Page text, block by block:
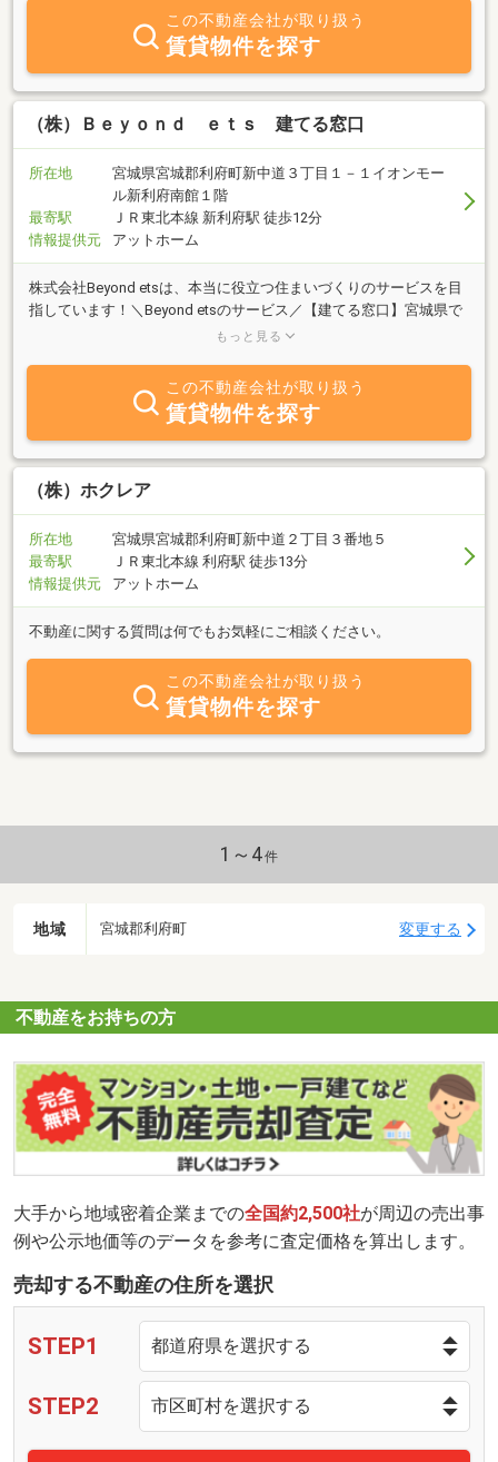
ん、高層マンションなどの高級賃貸にもしっかり対応しておりま
す！仙台市内から宮城野区、多賀城、塩釜、利府等のお部屋をお探
しの際はぜひ一度弊社のお部屋選びをご体感下さい！和「なごみ」
とは、輪と言う意味も込められており、皆様とのご縁を大切にした
いという思いで従業員一同心よりお待ちしております。Nagomiリ
アルエステートでは、和かな空間と雰囲気の中お客様の目線で物件
この不動産会社が取り扱う
賃貸物件を探す
（株）Ｂｅｙｏｎｄ ｅｔｓ 建てる窓口
所在地
宮城県宮城郡利府町新中道３丁目１－１イオンモー
ル新利府南館１階
最寄駅
ＪＲ東北本線 新利府駅 徒歩12分
情報提供元
アットホーム
株式会社Beyond etsは、本当に役立つ住まいづくりのサービスを目
指しています！＼Beyond etsのサービス／【建てる窓口】宮城県で
家づくりを検討している方向けの無料相談窓口です。●土地情報の
くりの正しい流れをレクチャー なにから始めたらいいの？という
方にもアドバイザーが分かりやすく解説します！●安心の予算計画
をご提案 ライフイベントを考慮したローンシュミレーションで安
心の予算計画をご提案します！●ハウスメーカーの紹介 ご要望に
合ったハウスメーカーをご紹介！プラン・見積もりを複数社一括依
頼で、効率的な家づくりをお手伝いします！●中古住宅・建売住
る窓口】宮城県で不動産を売却したい方のための無料相談窓口で
す。●仲介手数料80％OFFだからお得！●査定は無料！複数社一括査
定で高額売却！イオンモール新利府南館・イオンモール富谷に店舗
もっと見る
この不動産会社が取り扱う
賃貸物件を探す
（株）ホクレア
所在地
宮城県宮城郡利府町新中道２丁目３番地５
最寄駅
ＪＲ東北本線 利府駅 徒歩13分
情報提供元
アットホーム
不動産に関する質問は何でもお気軽にご相談ください。
この不動産会社が取り扱う
賃貸物件を探す
1～4件
地域 宮城郡利府町 変更する
不動産をお持ちの方
大手から地域密着企業までの全国約2,500社が周辺の売出事
例や公示地価等のデータを参考に査定価格を算出します。
売却する不動産の住所を選択
STEP1
STEP2